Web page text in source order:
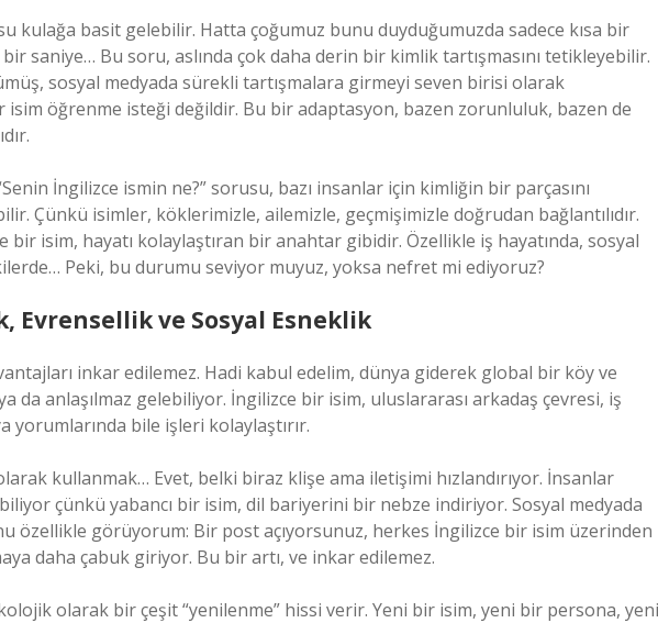
kulağa basit gelebilir. Hatta çoğumuz bunu duyduğumuzda sadece kısa bir
saniye… Bu soru, aslında çok daha derin bir kimlik tartışmasını tetikleyebilir.
sosyal medyada sürekli tartışmalara girmeyi seven birisi olarak
öğrenme isteği değildir. Bu bir adaptasyon, bazen zorunluluk, bazen de
İngilizce ismin ne?” sorusu, bazı insanlar için kimliğin bir parçasını
Çünkü isimler, köklerimizle, ailemizle, geçmişimizle doğrudan bağlantılıdır.
bir isim, hayatı kolaylaştıran bir anahtar gibidir. Özellikle iş hayatında, sosyal
Peki, bu durumu seviyor muyuz, yoksa nefret mi ediyoruz?
Evrensellik ve Sosyal Esneklik
inkar edilemez. Hadi kabul edelim, dünya giderek global bir köy ve
da anlaşılmaz gelebiliyor. İngilizce bir isim, uluslararası arkadaş çevresi, iş
bile işleri kolaylaştırır.
kullanmak… Evet, belki biraz klişe ama iletişimi hızlandırıyor. İnsanlar
çünkü yabancı bir isim, dil bariyerini bir nebze indiriyor. Sosyal medyada
özellikle görüyorum: Bir post açıyorsunuz, herkes İngilizce bir isim üzerinden
daha çabuk giriyor. Bu bir artı, ve inkar edilemez.
olarak bir çeşit “yenilenme” hissi verir. Yeni bir isim, yeni bir persona, yeni